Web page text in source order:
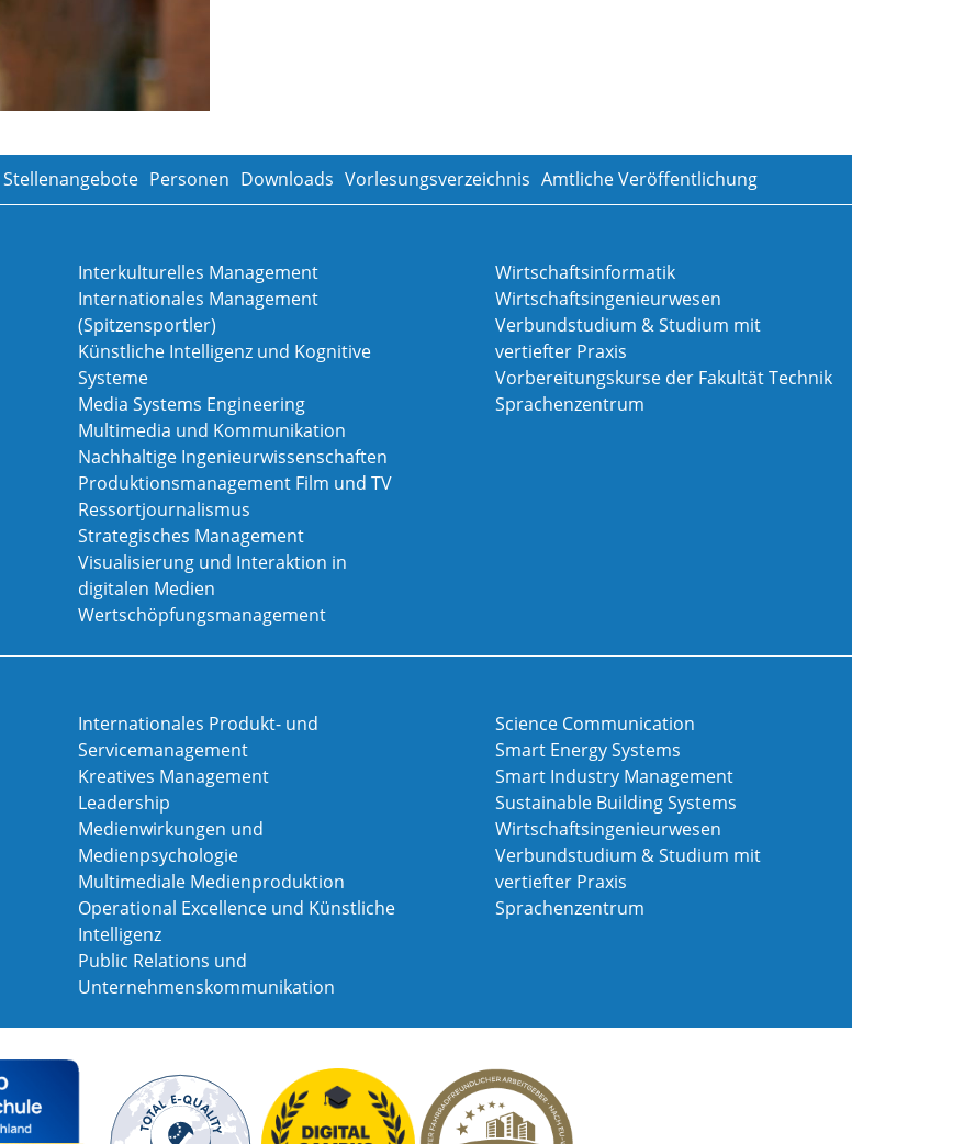
Stellenangebote Personen Downloads Vorlesungsverzeichnis Amtliche Veröffentlichung
Interkulturelles Management
Internationales Management
(Spitzensportler)
Künstliche Intelligenz und Kognitive
Systeme
Media Systems Engineering
Multimedia und Kommunikation
Nachhaltige Ingenieurwissenschaften
Produktionsmanagement Film und TV
Ressortjournalismus
Strategisches Management
Visualisierung und Interaktion in
digitalen Medien
Wertschöpfungsmanagement
Wirtschaftsinformatik
Wirtschaftsingenieurwesen
Verbundstudium & Studium mit
vertiefter Praxis
Vorbereitungskurse der Fakultät Technik
Sprachenzentrum
Internationales Produkt- und
Servicemanagement
Kreatives Management
Leadership
Medienwirkungen und
Medienpsychologie
Multimediale Medienproduktion
Operational Excellence und Künstliche
Intelligenz
Public Relations und
Unternehmenskommunikation
Science Communication
Smart Energy Systems
Smart Industry Management
Sustainable Building Systems
Wirtschaftsingenieurwesen
Verbundstudium & Studium mit
vertiefter Praxis
Sprachenzentrum